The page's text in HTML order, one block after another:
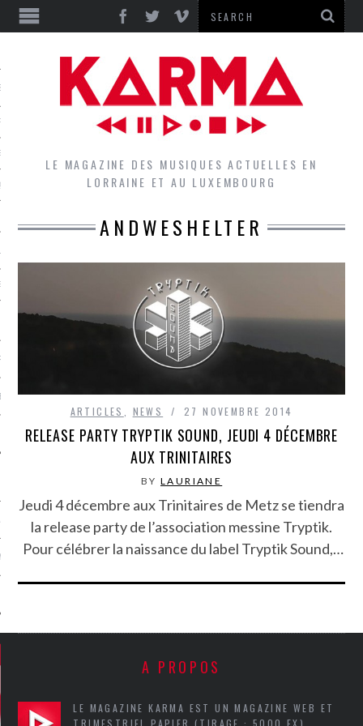
GROUPES DU LOCAL
LE LOCAL DU MAGAZINE
LE MAGAZINE DES MUSIQUES ACTUELLES EN
LORRAINE ET AU LUXEMBOURG
ANDWESHELTER
ARTICLES NEWS 27 NOVEMBRE 2014
RELEASE PARTY TRYPTIK SOUND, JEUDI 4 DÉCEMBRE
AUX TRINITAIRES
BY LAURIANE
Jeudi 4 décembre aux Trinitaires de Metz se tiendra
la release party de l’association messine Tryptik.
Pour célébrer la naissance du label Tryptik Sound,…
A PROPOS
LE MAGAZINE KARMA EST UN MAGAZINE WEB ET